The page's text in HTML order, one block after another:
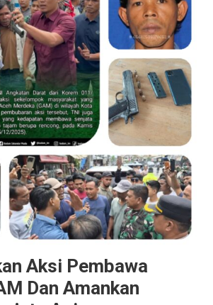
Aksi Pembawa
Dan Amankan